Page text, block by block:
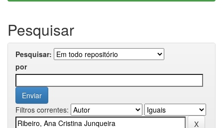
Pesquisar
Pesquisar:
por
Filtros correntes: